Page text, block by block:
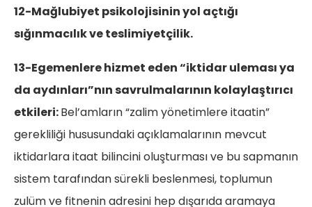
12-Mağlubiyet psikolojisinin yol açtığı
sığınmacılık ve teslimiyetçilik.
13-Egemenlere hizmet eden “iktidar uleması ya
da aydınları”nın savrulmalarının kolaylaştırıcı
etkileri:Bel’amların “zalim yönetimlere itaatin”
gerekliliği hususundaki açıklamalarının mevcut
iktidarlara itaat bilincini oluşturması ve bu sapmanın
sistem tarafından sürekli beslenmesi, toplumun
zulüm ve fitnenin adresini hep dışarıda aramaya